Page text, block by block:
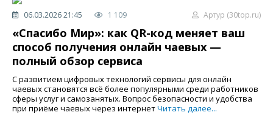
06.03.2026 21:45 1 109 Артур (30top.ru)
«Спасибо Мир»: как QR-код меняет ваш
способ получения онлайн чаевых —
полный обзор сервиса
С развитием цифровых технологий сервисы для онлайн
чаевых становятся всё более популярными среди работников
сферы услуг и самозанятых. Вопрос безопасности и удобства
при приёме чаевых через интернетЧитать далее...